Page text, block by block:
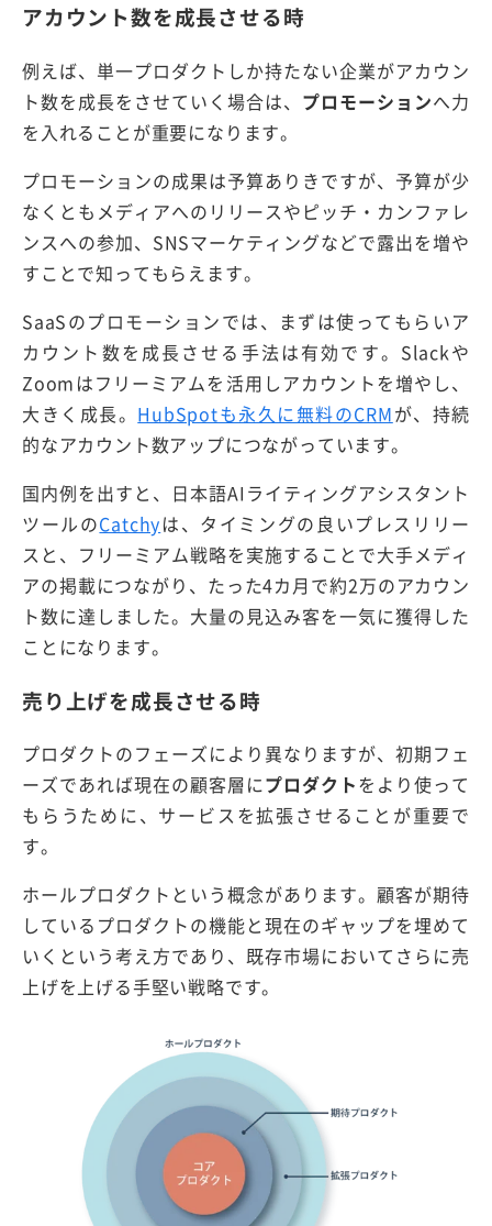
アカウント数を成長させる時
例えば、単一プロダクトしか持たない企業がアカウン
ト数を成長をさせていく場合は、 プロモーションへ力
を入れることが重要になります。
プロモーションの成果は予算ありきですが、予算が少
なくともメディアへのリリースやピッチ・カンファレ
ンスへの参加、SNSマーケティングなどで露出を増や
すことで知ってもらえます。
SaaSのプロモーションでは、まずは使ってもらいア
カウント数を成長させる手法は有効です。Slackや
Zoomはフリーミアムを活用しアカウントを増やし、
大きく成長。 HubSpotも永久に無料のCRMが、持続
的なアカウント数アップにつながっています。
国内例を出すと、日本語AIライティングアシスタント
ツールのCatchyは、タイミングの良いプレスリリー
スと、フリーミアム戦略を実施することで大手メディ
アの掲載につながり、たった4カ月で約2万のアカウン
ト数に達しました。大量の見込み客を一気に獲得した
ことになります。
売り上げを成長させる時
プロダクトのフェーズにより異なりますが、初期フェ
ーズであれば現在の顧客層にプロダクトをより使って
もらうために、サービスを拡張させることが重要で
す。
ホールプロダクトという概念があります。顧客が期待
しているプロダクトの機能と現在のギャップを埋めて
いくという考え方であり、既存市場においてさらに売
上げを上げる手堅い戦略です。